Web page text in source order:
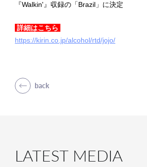
『Walkin'』収録の「Brazil」に決定
詳細はこちら
https://kirin.co.jp/alcohol/rtd/jojo/
back
LATEST MEDIA